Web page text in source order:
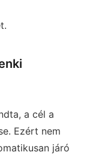
a cél a
Ezért nem
járó